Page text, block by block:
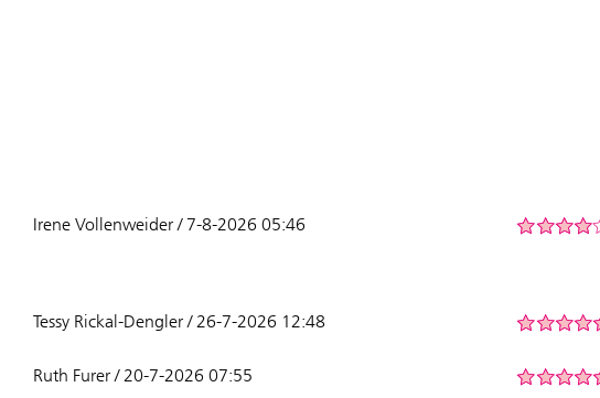
Irene Vollenweider / 7-8-2026 05:46
Tessy Rickal-Dengler / 26-7-2026 12:48
Ruth Furer / 20-7-2026 07:55